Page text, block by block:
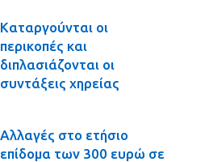
Καταργούνται οι
περικοπές και
διπλασιάζονται οι
συντάξεις χηρείας
Αλλαγές στο ετήσιο
επίδομα των 300 ευρώ σε